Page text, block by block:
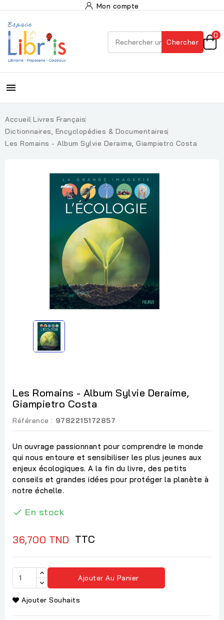
Mon compte
Chercher
0

Accueil Livres Français
Dictionnaires, Encyclopédies & Documentaires
Les Romains - Album Sylvie Deraime, Giampietro Costa
Les Romains - Album Sylvie Deraime,
Giampietro Costa
Référence : 9782215172857
Un ouvrage passionnant pour comprendre le monde
qui nous entoure et sensibiliser les plus jeunes aux
enjeux écologiques. A la fin du livre, des petits
conseils et grandes idées pour protéger la planète à
notre échelle.
 En stock
36,700 TND TTC
Ajouter Au Panier
Ajouter Souhaits